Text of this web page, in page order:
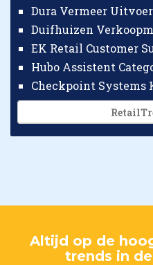
Dura Vermeer
Duifhuizen
EK Retail Customer
Hubo Assistent
Altijd op de
trends in